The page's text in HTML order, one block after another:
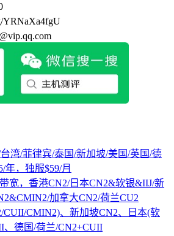
YRNaXa4fgU
湾/菲律宾/泰国/新加坡/美国/英国/德
年，独服$59/月
带宽，香港CN2/日本CN2&软银&IIJ/新
加拿大CN2/荷兰CU2
CUII/CMIN2)、新加坡CN2、日本(软
、德国/荷兰/CN2+CUII